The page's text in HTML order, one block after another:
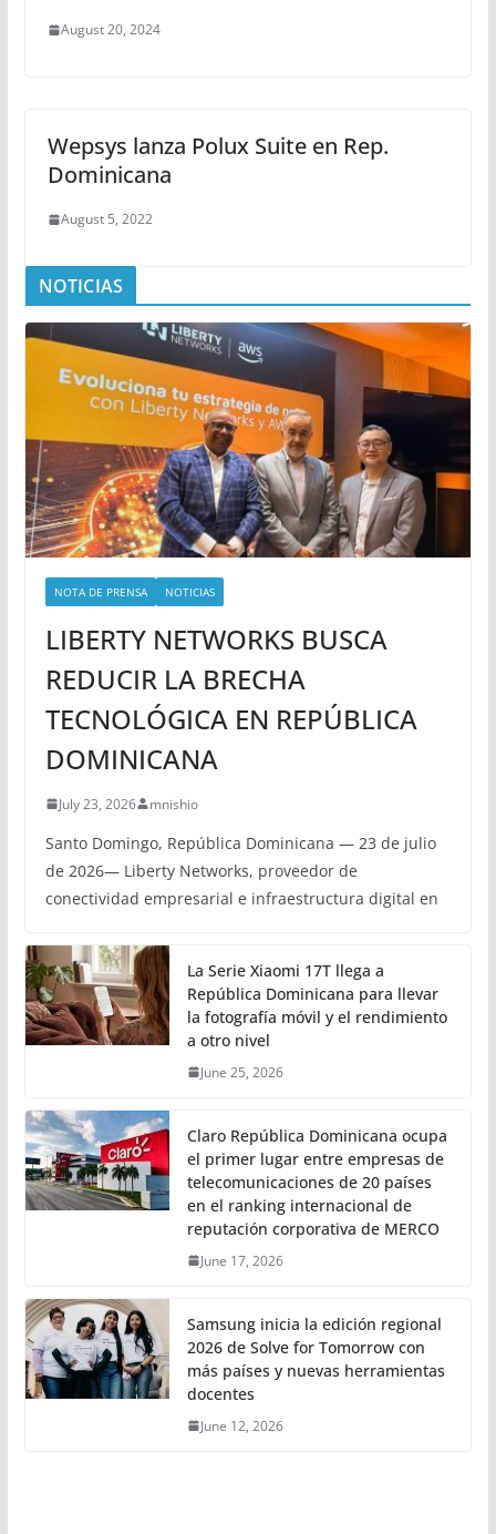
August 20, 2024
Wepsys lanza Polux Suite en Rep.
Dominicana
August 5, 2022
NOTICIAS
NOTA DE PRENSA NOTICIAS
LIBERTY NETWORKS BUSCA
REDUCIR LA BRECHA
TECNOLÓGICA EN REPÚBLICA
DOMINICANA
July 23, 2026 mnishio
Santo Domingo, República Dominicana — 23 de julio
de 2026— Liberty Networks, proveedor de
conectividad empresarial e infraestructura digital en
La Serie Xiaomi 17T llega a
República Dominicana para llevar
la fotografía móvil y el rendimiento
a otro nivel
June 25, 2026
Claro República Dominicana ocupa
el primer lugar entre empresas de
telecomunicaciones de 20 países
en el ranking internacional de
reputación corporativa de MERCO
June 17, 2026
Samsung inicia la edición regional
2026 de Solve for Tomorrow con
más países y nuevas herramientas
docentes
June 12, 2026